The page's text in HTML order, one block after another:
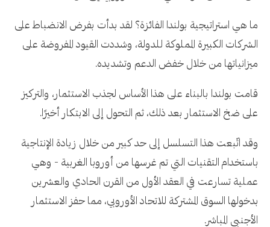
ما هي استراتيجية بولندا الفائزة؟ لقد بدأت بفرض الانضباط على
الشركات الكبيرة المملوكة للدولة، وشددت القيود المفروضة على
ميزانياتها من خلال خفض الدعم وتشديده.
قامت بولندا بالبناء على هذا الأساس لجذب الاستثمار، والتركيز
على ضخ الاستثمار بعد ذلك، ثم التحول إلى الابتكار أخيرًا.
وقد اتّبعت هذا التسلسل إلى حد كبير من خلال زيادة الإنتاجية
باستخدام التقنيات التي تم غرسها من أوروبا الغربية - وهي
عملية تسارعت في العقد الأول من القرن الحادي والعشرين
بدخولها السوق المشتركة للاتحاد الأوروبي، مما حفز الاستثمار
الأجنبي المباشر.